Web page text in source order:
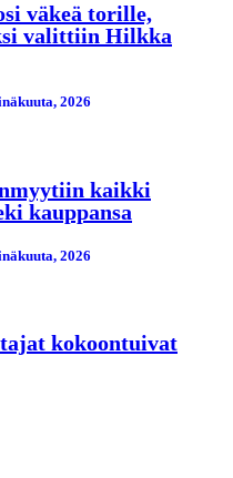
väkeä torille,
valittiin Hilkka
2026
kaikki
kauppansa
2026
kokoontuivat